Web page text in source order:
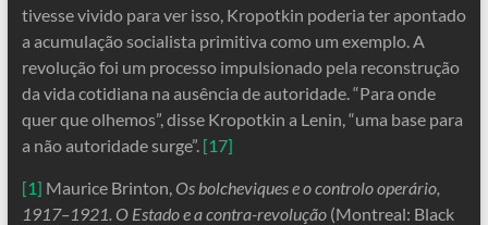
tivesse vivido para ver isso, Kropotkin poderia ter apontado
a acumulação socialista primitiva como um exemplo. A
revolução foi um processo impulsionado pela reconstrução
da vida cotidiana na ausência de autoridade. “Para onde
quer que olhemos”, disse Kropotkin a Lenin, “uma base para
a não autoridade surge”. [17]
[1] Maurice Brinton, Os bolcheviques e o controlo operário,
1917–1921. O Estado e a contra-revolução(Montreal: Black